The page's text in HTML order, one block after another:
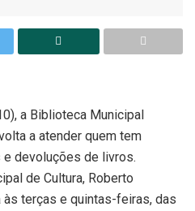
a Biblioteca Municipal
a atender quem tem
devoluções de livros.
de Cultura, Roberto
terças e quintas-feiras, das